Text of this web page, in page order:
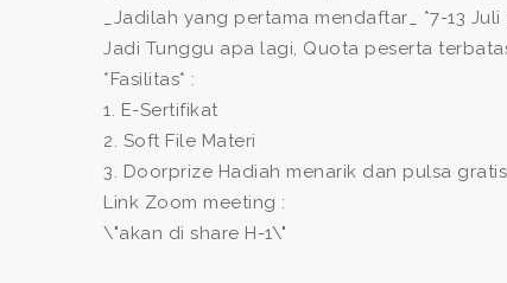
_Jadilah yang pertama mendaftar_ *7-13
Jadi Tunggu apa lagi, Quota peserta
*Fasilitas* :
1. E-Sertifikat
2. Soft File Materi
3. Doorprize Hadiah menarik dan pulsa gratis
Link Zoom meeting :
\"akan di share H-1\"